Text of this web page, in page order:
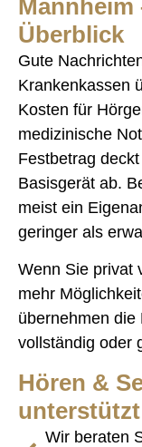
Mannheim
Überblick
Gute
Krankenkassen
Kosten für
medizinische
Festbetrag
Basisgerät ab.
meist ein
geringer als
Wenn Sie privat
mehr
übernehmen die
vollständig oder
Hören &
Wir beraten